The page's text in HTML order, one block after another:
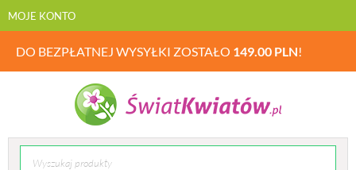
MOJE KONTO
DO BEZPŁATNEJ WYSYŁKI ZOSTAŁO 149.00 PLN!